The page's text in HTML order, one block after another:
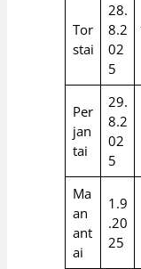
Tor
stai
28.
8.2
02
5
Per
jan
tai
29.
8.2
02
5
Ma
an
ant
ai
1.9
.20
25